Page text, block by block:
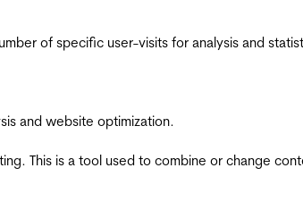
of specific user-visits for analysis and
and website optimization.
This is a tool used to combine or change